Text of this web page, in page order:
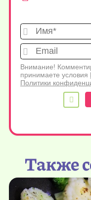
Внимание!
принимаете условия
Политики
Также